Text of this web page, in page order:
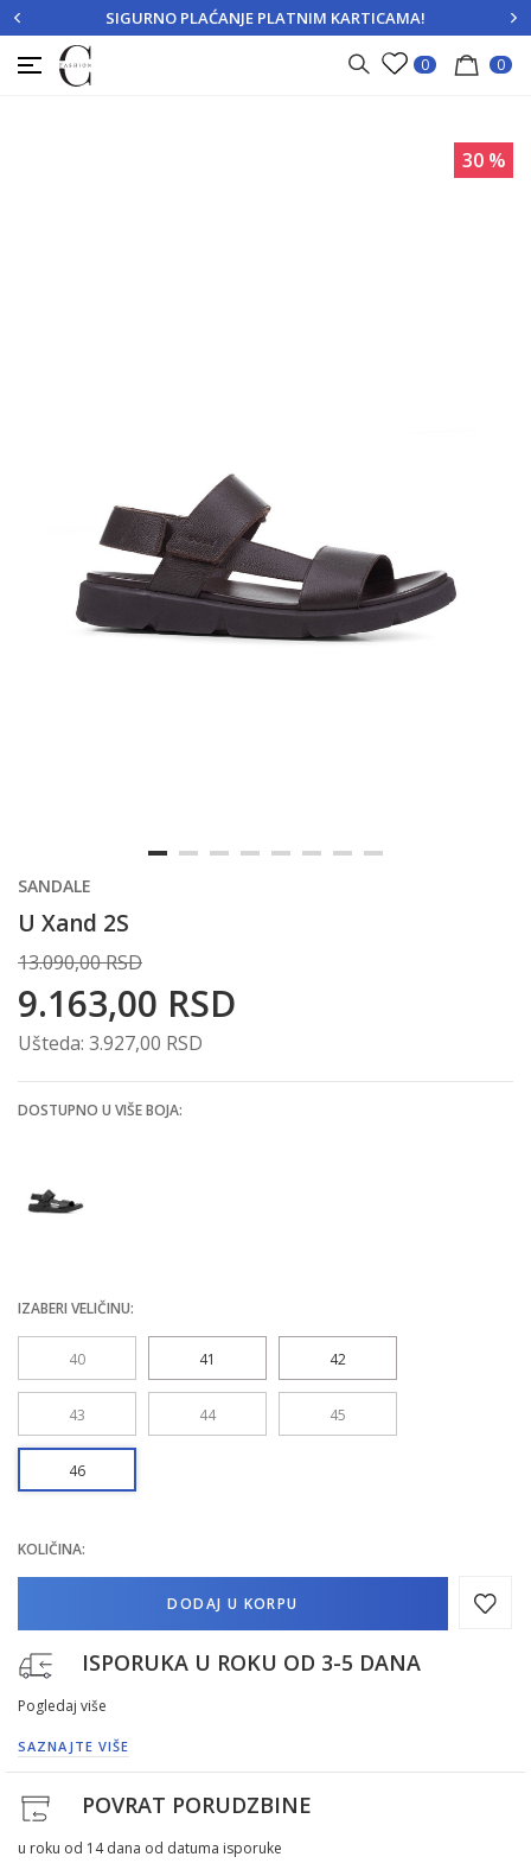
PRIJAVITE SE REGISTRUJTE SE
SIGURNO PLAĆANJE PLATNIM KARTICAMA!
0 0
30 %
SANDALE
U Xand 2S
13.090,00RSD
9.163,00 RSD
Ušteda: 3.927,00 RSD
DOSTUPNO U VIŠE BOJA:
IZABERI VELIČINU:
40 41 42
43 44 45
46
KOLIČINA:
DODAJ U KORPU
ISPORUKA U ROKU OD 3-5 DANA
Pogledaj više
SAZNAJTE VIŠE
POVRAT PORUDZBINE
u roku od 14 dana od datuma isporuke